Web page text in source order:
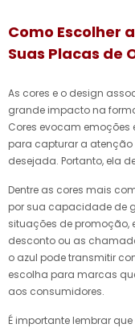
Como Escolher
Suas Placas de
As cores e o design
grande impacto na
Cores evocam emoções
para capturar a
desejada. Portanto, ela
Dentre as cores mais
por sua capacidade de
situações de promoção,
desconto ou as
o azul pode transmitir
escolha para marcas
aos consumidores.
É importante lembrar